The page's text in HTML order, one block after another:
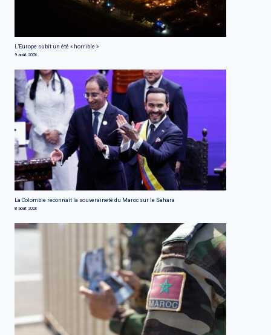
L’Europe subit un été « horrible »
9 août 2026
La Colombie reconnaît la souveraineté du Maroc sur le Sahara
8 août 2026